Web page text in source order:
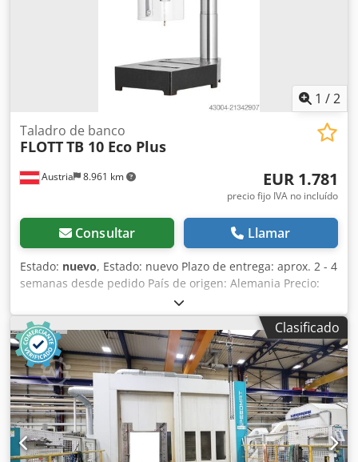
1 /2
Austria 8.961 km
Taladro de banco
FLOTTTB 10 Eco Plus
EUR 1.781
precio fijo IVA no incluído
Consultar Llamar
Estado: nuevo, Estado: nuevo Plazo de entrega: aprox. 2 - 4
semanas desde pedido País de origen: Alemania Precio:
1.781,01 € Capacidad de taladrado en acero de
construcción: 10 mm Portabrocas: B 16 Distancia eje-
columna: 180 mm Rango de velocidades: 250 - 3.000 rpm
Potencia del motor: 0,45 kW Longitud: 400 mm Ancho: 248
mm Altura: 460 mm Peso: 30 kg Recorrido del husillo: 50
mm Distancia husillo-mesa: 105 - 245 mm Mesa: 300 x 200
mm Diámetro de la columna: 50 mm Capacidad de
taladrado continua/normal: 10 / 12 mm (en E335/ST60)
Avance manual Indicador digital de velocidad Capó de
protección robusto, de alta calidad e inclinado para fácil
Clasificado